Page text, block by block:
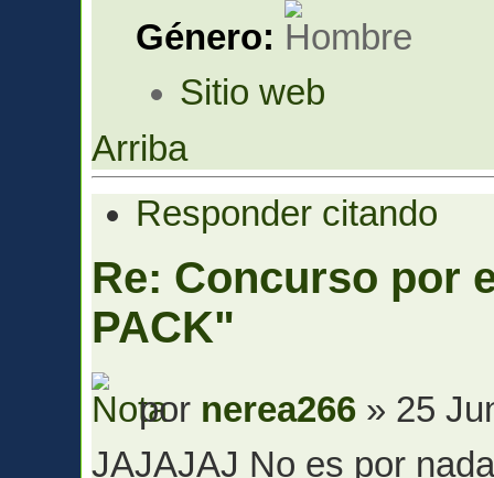
Género:
Sitio web
Arriba
Responder citando
Re: Concurso por
PACK"
por nerea266 » 25
JAJAJAJ No es por